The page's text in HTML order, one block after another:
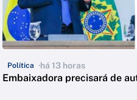
Política há 13 horas
Embaixadora precisará de